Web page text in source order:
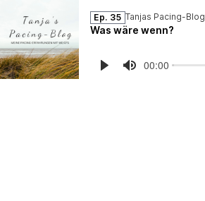
Ep. 35 Tanjas Pacing-Blog
Was wäre wenn?